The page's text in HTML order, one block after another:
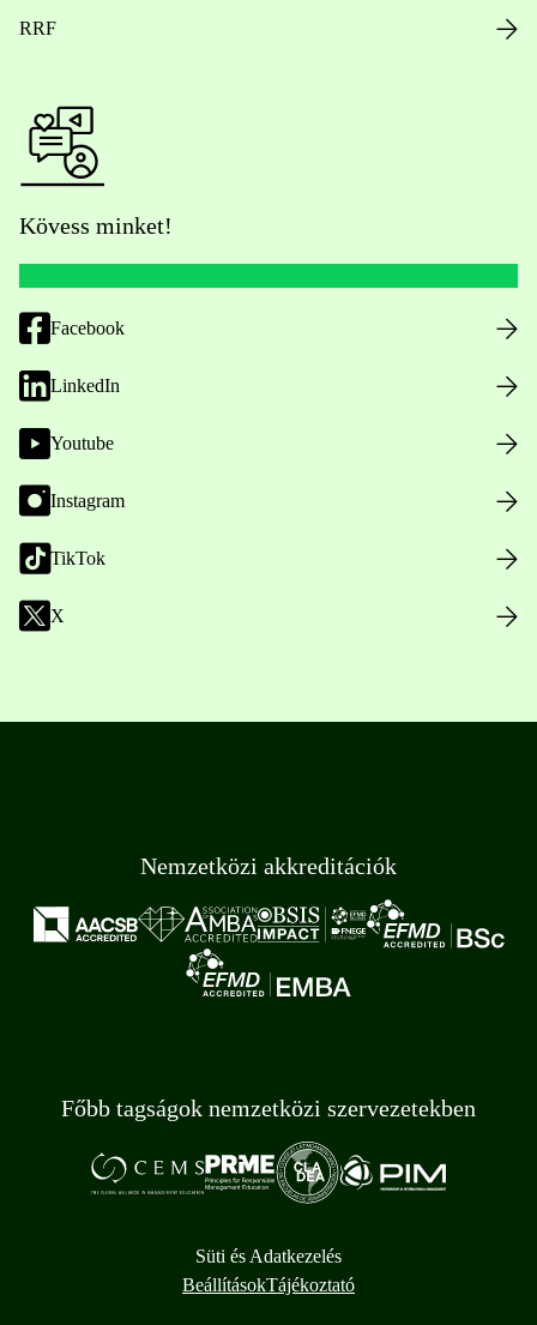
RRF
Kövess minket!
Facebook
LinkedIn
Youtube
Instagram
TikTok
X
Nemzetközi akkreditációk
Főbb tagságok nemzetközi szervezetekben
Süti és Adatkezelés
BeállításokTájékoztató